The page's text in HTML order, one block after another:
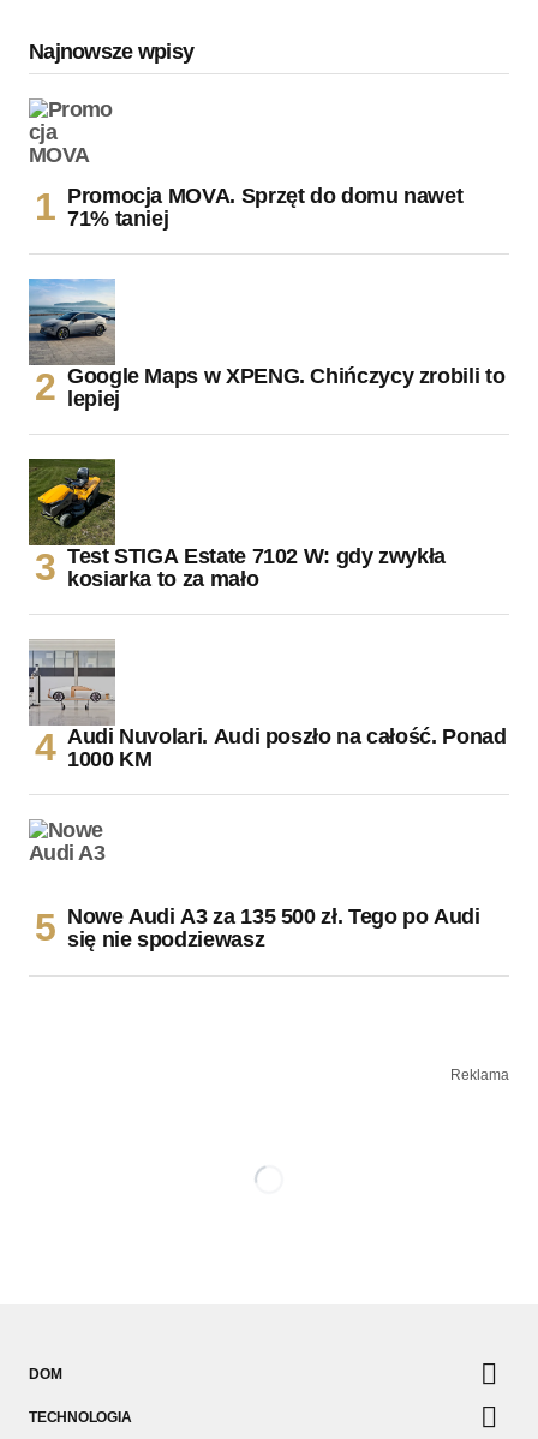
Najnowsze wpisy
Promocja MOVA. Sprzęt do domu nawet
71% taniej
Google Maps w XPENG. Chińczycy zrobili to
lepiej
Test STIGA Estate 7102 W: gdy zwykła
kosiarka to za mało
Audi Nuvolari. Audi poszło na całość. Ponad
1000 KM
Nowe Audi A3 za 135 500 zł. Tego po Audi
się nie spodziewasz
Reklama
DOM
TECHNOLOGIA